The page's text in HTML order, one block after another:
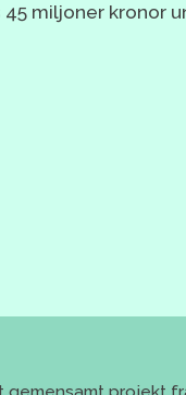
miljoner kronor